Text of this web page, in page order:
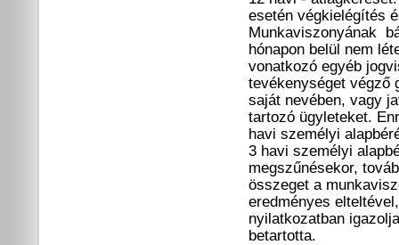
esetén végkielégítés
Munkaviszonyának
hónapon belül nem
vonatkozó egyéb
tevékenységet végző
saját nevében, vagy
tartozó ügyleteket.
havi személyi
3 havi személyi
megszűnésekor,
összeget a
eredményes
nyilatkozatban
betartotta.